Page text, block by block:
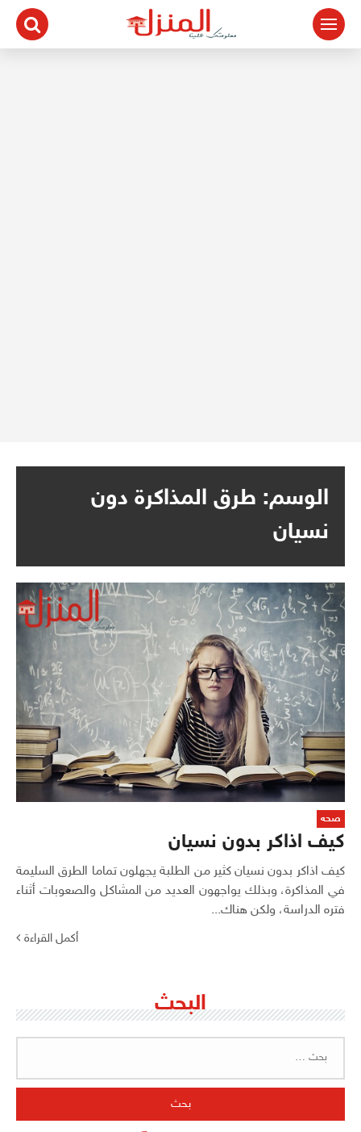
التجاوز
المحتوى
الوسم: طرق المذاكرة دون
نسيان
صحه
كيف اذاكر بدون نسيان
كيف اذاكر بدون نسيان كثير من الطلبة يجهلون تماما الطرق السليمة
في المذاكرة، وبذلك يواجهون العديد من المشاكل والصعوبات أثناء
فتره الدراسة، ولكن هناك...
أكمل القراءة
البحث